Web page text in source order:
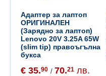
Адаптер за лаптоп
ОРИГИНАЛЕН
(Зарядно за лаптоп)
Lenovo 20V 3.25A 65W
(slim tip) правоъгълна
букса
€ 35.90 / 70.21 лв.